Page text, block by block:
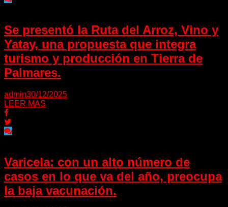
Se presentó la Ruta del Arroz, Vino y
Yatay, una propuesta que integra
turismo y producción en Tierra de
Palmares.
admin30/12/2025
LEER MAS
Varicela: con un alto número de
casos en lo que va del año, preocupa
la baja vacunación.